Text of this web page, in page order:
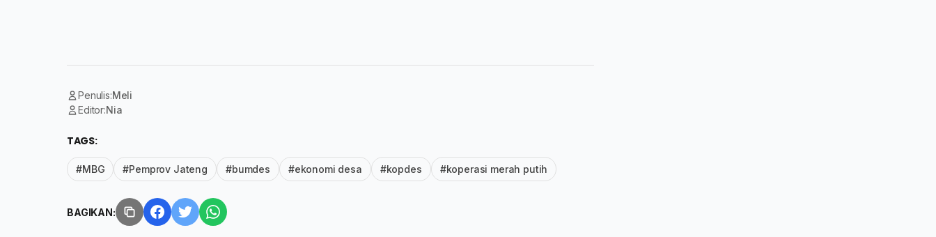
Penulis:Meli
Editor:Nia
TAGS:
#MBG #Pemprov Jateng #bumdes #ekonomi desa #kopdes #koperasi merah putih
BAGIKAN: